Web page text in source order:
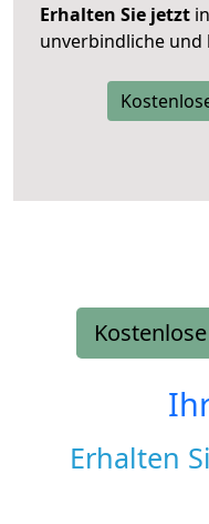
Erhalten Sie jetzt
unverbindliche
Erhalten